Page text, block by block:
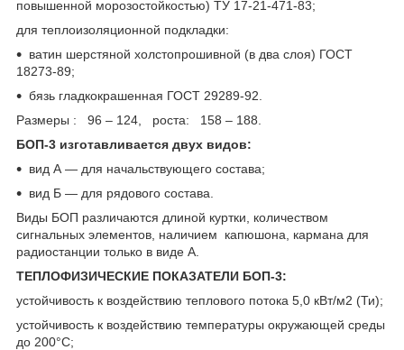
повышенной морозостойкостью) ТУ 17-21-471-83;
для теплоизоляционной подкладки:
ватин шерстяной холстопрошивной (в два слоя) ГОСТ
18273-89;
бязь гладкокрашенная ГОСТ 29289-92.
Размеры : 96 – 124, роста: 158 – 188.
БОП-3 изготавливается двух видов:
вид А ― для начальствующего состава;
вид Б ― для рядового состава.
Виды БОП различаются длиной куртки, количеством
сигнальных элементов, наличием капюшона, кармана для
радиостанции только в виде А.
ТЕПЛОФИЗИЧЕСКИЕ ПОКАЗАТЕЛИ БОП-3:
устойчивость к воздействию теплового потока 5,0 кВт/м2 (Ти);
устойчивость к воздействию температуры окружающей среды
до 200°С;